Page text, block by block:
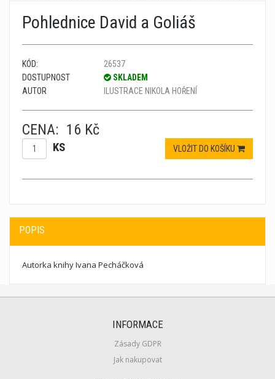
Pohlednice David a Goliáš
KÓD:
26537
DOSTUPNOST
SKLADEM
AUTOR
ILUSTRACE NIKOLA HOŘENÍ
CENA: 16 Kč
KS VLOŽIT DO KOŠÍKU
POPIS
Autorka knihy Ivana Pecháčková
INFORMACE
Zásady GDPR
Jak nakupovat